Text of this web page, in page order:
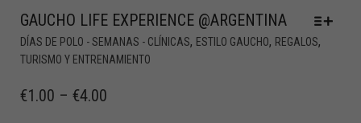
GAUCHO LIFE EXPERIENCE @ARGENTINA
DÍAS DE POLO - SEMANAS - CLÍNICAS, ESTILO GAUCHO, REGALOS,
TURISMO Y ENTRENAMIENTO
€1.00 – €4.00